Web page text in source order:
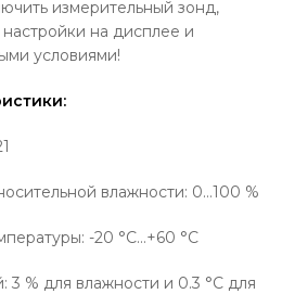
измерительный зонд,
на дисплее и
условиями!
влажности: 0…100 %
-20 °C…+60 °C
% для влажности и 0.3 °C для